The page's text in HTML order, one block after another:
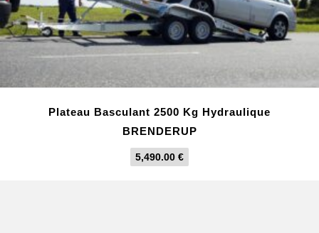
Plateau Basculant 2500 Kg Hydraulique
BRENDERUP
5,490.00 €